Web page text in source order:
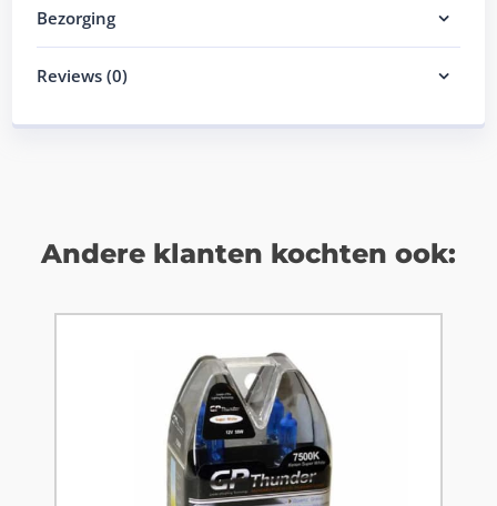
Bezorging
Reviews (0)
Andere klanten kochten ook: